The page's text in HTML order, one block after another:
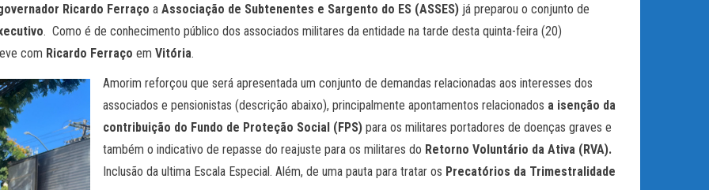
Ricardo Ferraço a Associação de Subtenentes e Sargento do ES (ASSES) já preparou o conjunto de
. Como é de conhecimento público dos associados militares da entidade na tarde desta quinta-feira (20)
com Ricardo Ferraço em Vitória.
Amorim reforçou que será apresentada um conjunto de demandas relacionadas aos interesses dos
associados e pensionistas (descrição abaixo), principalmente apontamentos relacionados a isenção da
contribuição do Fundo de Proteção Social (FPS) para os militares portadores de doenças graves e
também o indicativo de repasse do reajuste para os militares do Retorno Voluntário da Ativa (RVA).
Inclusão da ultima Escala Especial. Além, de uma pauta para tratar os Precatórios da Trimestralidade